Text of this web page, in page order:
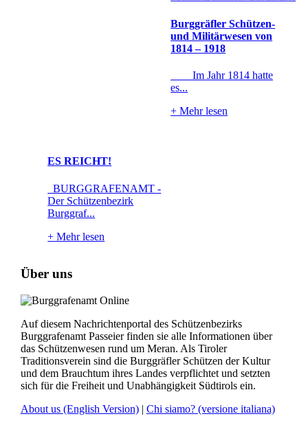
Burggräfler Schützen-
und Militärwesen von
1814 – 1918
Im Jahr 1814 hatte
es...
+ Mehr lesen
ES REICHT!
BURGGRAFENAMT -
Der Schützenbezirk
Burggraf...
+ Mehr lesen
Über uns
Auf diesem Nachrichtenportal des Schützenbezirks
Burggrafenamt Passeier finden sie alle Informationen über
das Schützenwesen rund um Meran. Als Tiroler
Traditionsverein sind die Burggräfler Schützen der Kultur
und dem Brauchtum ihres Landes verpflichtet und setzten
sich für die Freiheit und Unabhängigkeit Südtirols ein.
About us (English Version)| Chi siamo? (versione italiana)